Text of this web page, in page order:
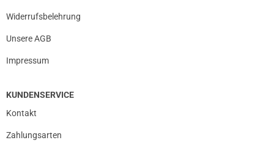
Widerrufsbelehrung
Unsere AGB
Impressum
KUNDENSERVICE
Kontakt
Zahlungsarten